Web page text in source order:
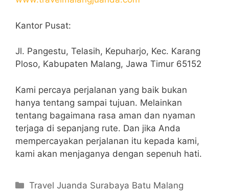
Kantor Pusat:
Jl. Pangestu, Telasih, Kepuharjo, Kec. Karang
Ploso, Kabupaten Malang, Jawa Timur 65152
Kami percaya perjalanan yang baik bukan
hanya tentang sampai tujuan. Melainkan
tentang bagaimana rasa aman dan nyaman
terjaga di sepanjang rute. Dan jika Anda
mempercayakan perjalanan itu kepada kami,
kami akan menjaganya dengan sepenuh hati.
Categories
Travel Juanda Surabaya Batu Malang